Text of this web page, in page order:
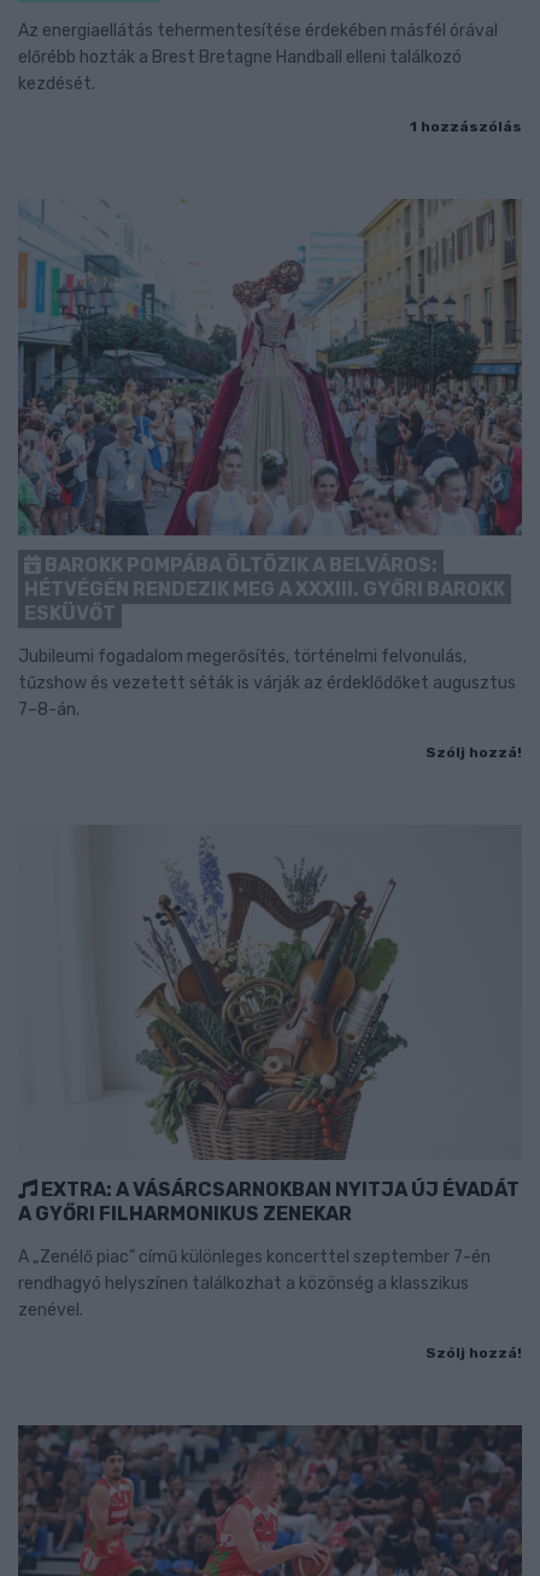
Az energiaellátás tehermentesítése érdekében másfél órával
előrébb hozták a Brest Bretagne Handball elleni találkozó
kezdését.
1 hozzászólás
BAROKK POMPÁBA ÖLTÖZIK A BELVÁROS:
HÉTVÉGÉN RENDEZIK MEG A XXXIII. GYŐRI BAROKK
ESKÜVŐT
Jubileumi fogadalom megerősítés, történelmi felvonulás,
tűzshow és vezetett séták is várják az érdeklődőket augusztus
7–8-án.
Szólj hozzá!
EXTRA: A VÁSÁRCSARNOKBAN NYITJA ÚJ ÉVADÁT
A GYŐRI FILHARMONIKUS ZENEKAR
A „Zenélő piac” című különleges koncerttel szeptember 7-én
rendhagyó helyszínen találkozhat a közönség a klasszikus
zenével.
Szólj hozzá!